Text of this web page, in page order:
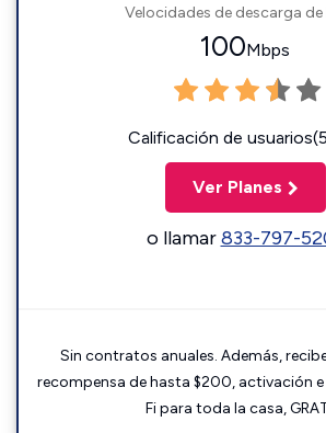
Velocidades de descarga
100Mbps
Calificación de
Ver Planes
o llamar833-797-
Sin contratos anuales. Además,
recompensa de hasta $200, activación
Fi para toda la casa,